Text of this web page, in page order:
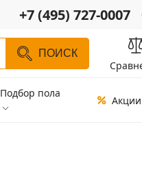
+7 (495) 727-0007
ПОИСК
Подбор пола
Акции